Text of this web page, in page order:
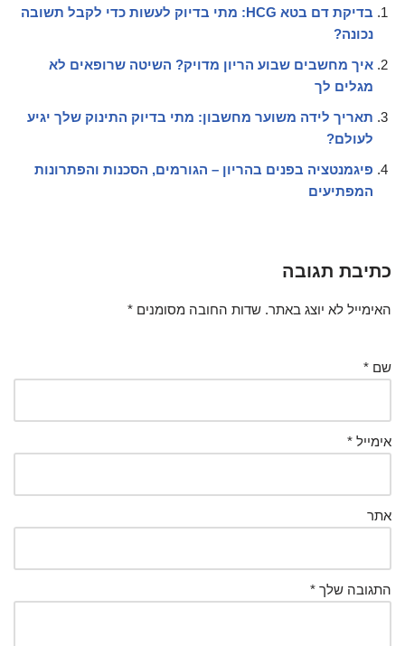
בדיקת דם בטא HCG: מתי בדיוק לעשות כדי לקבל תשובה
נכונה?
איך מחשבים שבוע הריון מדויק? השיטה שרופאים לא
מגלים לך
תאריך לידה משוער מחשבון: מתי בדיוק התינוק שלך יגיע
לעולם?
פיגמנטציה בפנים בהריון – הגורמים, הסכנות והפתרונות
המפתיעים
כתיבת תגובה
האימייל לא יוצג באתר. שדות החובה מסומנים *
שם *
אימייל *
אתר
התגובה שלך *